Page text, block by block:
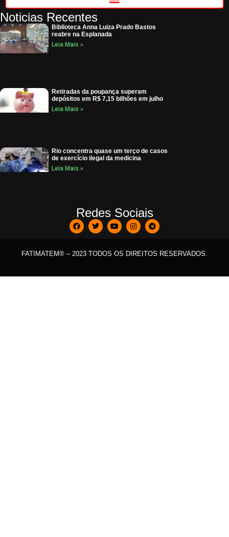
Noticias Recentes
Biblioteca Anna Luiza Prado Bastos
reabre na Esplanada
Leia Mais »
Retiradas da poupança superam
depósitos em R$ 7,15 bilhões em julho
Leia Mais »
Rio concentra quase um terço de casos
de exercício ilegal da medicina
Leia Mais »
Redes Sociais
FATIMATEM® – 2023 TODOS OS DIREITOS RESERVADOS.